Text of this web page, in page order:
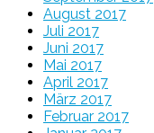
August 2017
Juli 2017
Juni 2017
Mai 2017
April 2017
März 2017
Februar 2017